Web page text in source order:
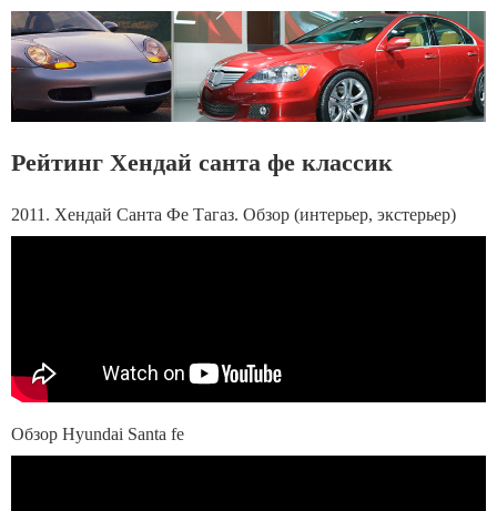
Рейтинг Хендай санта фе классик
2011. Хендай Санта Фе Тагаз. Обзор (интерьер, экстерьер)
Обзор Hyundai Santa fe